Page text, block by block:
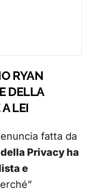
RYAN
DELLA
LEI
fatta da
Privacy ha
e